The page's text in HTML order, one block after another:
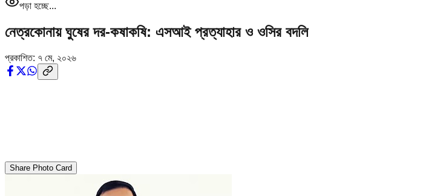
পড়া হচ্ছে...
নেত্রকোনায় ঘুষের দর-কষাকষি: এসআই প্রত্যাহার ও ওসির বদলি
প্রকাশিত: ৭ মে, ২০২৬
Share Photo Card